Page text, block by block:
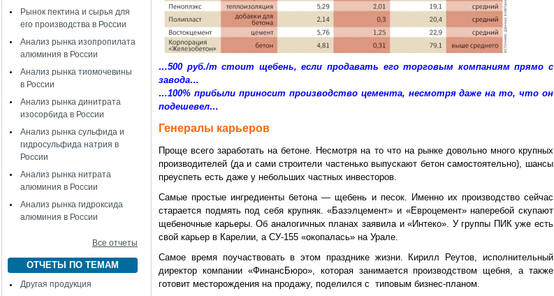
Рынок пектина и сырья для
его производства в России
Анализ рынка изопропилата
алюминия в России
Анализ рынка тиомочевины
в России
Анализ рынка динитрата
изосорбида в России
Анализ рынка сульфида и
гидросульфида натрия в
России
Анализ рынка нитрата
алюминия в России
Анализ рынка гидроксида
алюминия в России
Все отчеты
ОТЧЕТЫ ПО ТЕМАМ
Другая продукция
…500 руб./т стоит щебень, если продавать его торговым компаниям прямо с
завода…
…100% прибыли приносит производство цемента, несмотря даже на то, что он
подешевел…
Генералы карьеров
Проще всего заработать на бетоне. Несмотря на то что на рынке довольно много крупных
производителей (да и сами строители частенько выпускают бетон самостоятельно), шансы
преуспеть есть даже у небольших частных инвесторов.
Самые простые ингредиенты бетона — щебень и песок. Именно их производство сейчас
старается подмять под себя крупняк. «Базэлцемент» и «Евроцемент» наперебой скупают
щебеночные карьеры. Об аналогичных планах заявила и «Интеко». У группы ПИК уже есть
свой карьер в Карелии, а СУ-155 «окопалась» на Урале.
Самое время поучаствовать в этом празднике жизни. Кирилл Реутов, исполнительный
директор компании «ФинансБюро», которая занимается производством щебня, а также
готовит месторождения на продажу, поделился с типовым бизнес-планом.